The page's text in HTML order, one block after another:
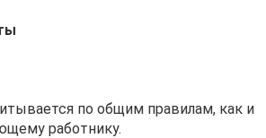
по общим правилам, как и
работнику.